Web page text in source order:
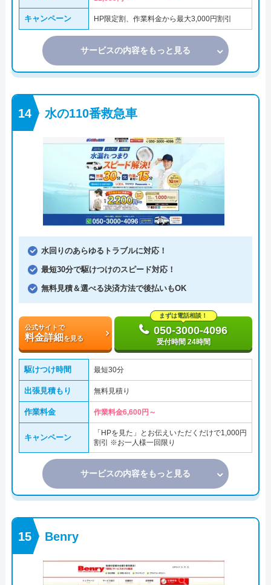
キャンペーン HP限定割、作業料金から最大3,000円割引
サービスの内容をもっと見る
水の110番救急車
水回りのあらゆるトラブルに対応！
最短30分で駆けつけのスピード対応！
無料見積＆選べる決済方法で後払いもOK
公式サイトで
料金詳細を見る
まずは電話相談！
050-3000-4096
受付時間 24時間
駆けつけ時間 最短30分
出張見積もり 無料見積り
作業料金 作業料金6,600円～
キャンペーン
「HPを見た」とお伝えいただくだけで1,000円
割引 ※お一人様一回限り
サービスの内容をもっと見る
Benry